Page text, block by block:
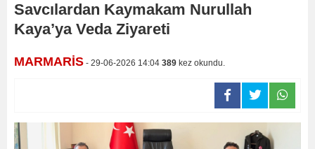
Savcılardan Kaymakam Nurullah
Kaya’ya Veda Ziyareti
MARMARİS - 29-06-2026 14:04 389 kez okundu.